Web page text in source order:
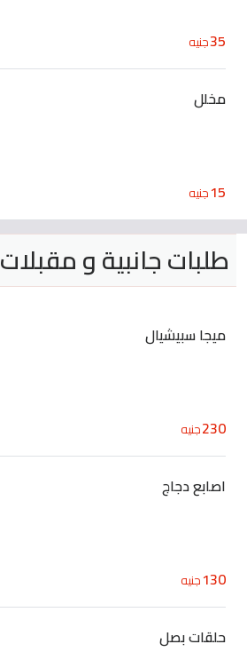
35جنيه
مخلل
15جنيه
طلبات جانبية و مقبلات
ميجا سبيشيال
230جنيه
اصابع دجاج
130جنيه
حلقات بصل